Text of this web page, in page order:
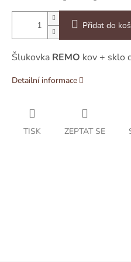
Přidat do
Šlukovka REMO kov + sklo
Detailní informace
TISK ZEPTAT SE